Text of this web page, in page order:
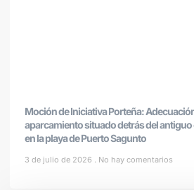
Moción de Iniciativa Porteña:
aparcamiento situado detrás del antiguo
en la playa de Puerto Sagunto
3 de julio de 2026 No hay comentarios